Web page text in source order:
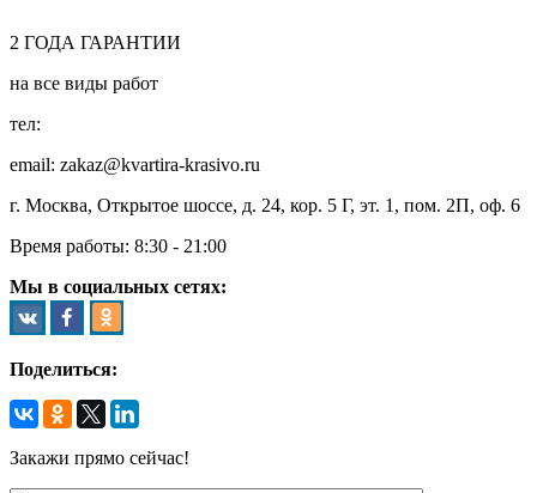
2 ГОДА ГАРАНТИИ
на все виды работ
тел:
email: zakaz@kvartira-krasivo.ru
г. Москва, Открытое шоссе, д. 24, кор. 5 Г, эт. 1, пом. 2П, оф. 6
Время работы: 8:30 - 21:00
Мы в социальных сетях:
Поделиться:
Закажи прямо сейчас!